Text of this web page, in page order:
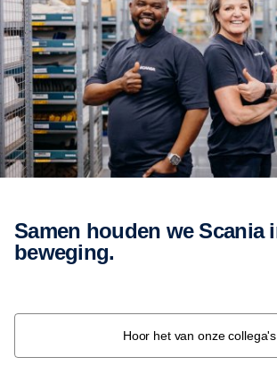
Samen houden we Scania in
beweging.
Hoor het van onze collega's